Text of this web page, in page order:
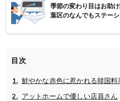
季節の変わり目はお助
葉区のなんでもステー
目次
鮮やかな赤色に惹かれる韓国料
アットホームで優しい店員さん